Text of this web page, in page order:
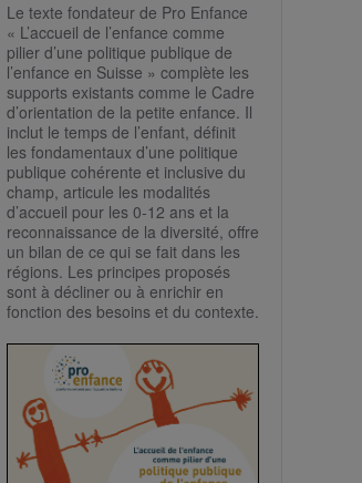
Le texte fondateur de Pro Enfance
« L’accueil de l’enfance comme
pilier d’une politique publique de
l’enfance en Suisse » complète les
supports existants comme le Cadre
d’orientation de la petite enfance. Il
inclut le temps de l’enfant, définit
les fondamentaux d’une politique
publique cohérente et inclusive du
champ, articule les modalités
d’accueil pour les 0-12 ans et la
reconnaissance de la diversité, offre
un bilan de ce qui se fait dans les
régions. Les principes proposés
sont à décliner ou à enrichir en
fonction des besoins et du contexte.